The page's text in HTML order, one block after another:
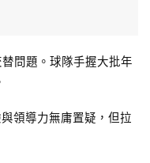
問題。球隊手握大批年
領導力無庸置疑，但拉